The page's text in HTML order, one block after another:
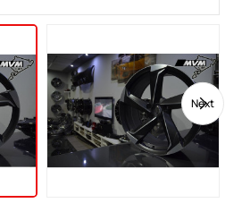
Next